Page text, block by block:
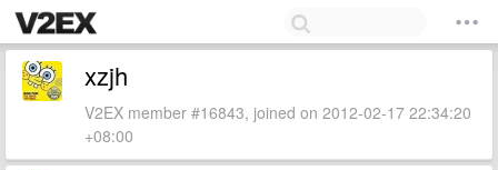
xzjh
V2EX member #16843, joined on 2012-02-17 22:34:20
+08:00